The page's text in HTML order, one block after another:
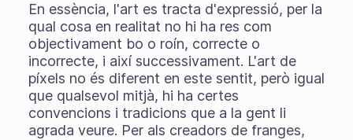
En essència, l'art es tracta d'expressió, per la
qual cosa en realitat no hi ha res com
objectivament bo o roín, correcte o
incorrecte, i així successivament. L'art de
píxels no és diferent en este sentit, però igual
que qualsevol mitjà, hi ha certes
convencions i tradicions que a la gent li
agrada veure. Per als creadors de franges,